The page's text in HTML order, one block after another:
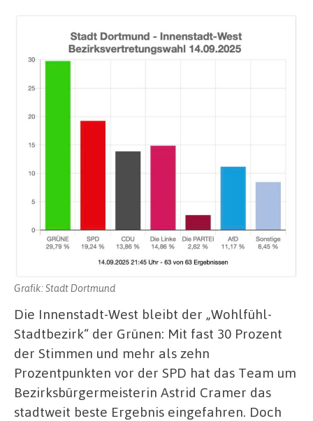
Grafik: Stadt Dortmund
Die Innenstadt-West bleibt der „Wohlfühl-
Stadtbezirk“ der Grünen: Mit fast 30 Prozent
der Stimmen und mehr als zehn
Prozentpunkten vor der SPD hat das Team um
Bezirksbürgermeisterin Astrid Cramer das
stadtweit beste Ergebnis eingefahren. Doch